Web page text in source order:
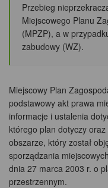
Przebieg
Miejscowego Planu
(MPZP), a w
zabudowy (WZ).
Miejscowy Plan
podstawowy akt prawa
informacje i ustalenia
którego plan dotyczy
obszarze, który został
sporządzania
dnia 27 marca 2003 r. o
przestrzennym.